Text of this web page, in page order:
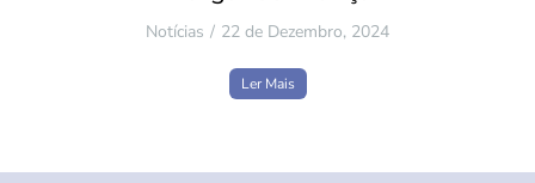
Notícias 22 de Dezembro, 2024
Ler Mais